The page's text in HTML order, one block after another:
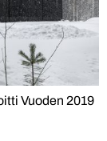
Vuoden 2019